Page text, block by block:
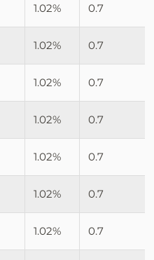
1.02% 0.7
1.02% 0.7
1.02% 0.7
1.02% 0.7
1.02% 0.7
1.02% 0.7
1.02% 0.7